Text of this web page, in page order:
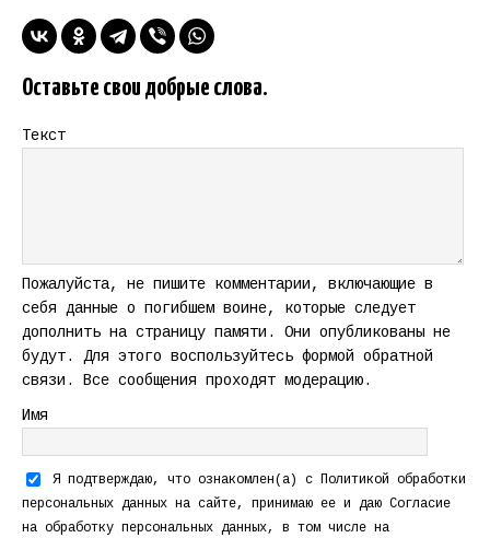
Оставьте свои добрые слова.
Текст
Пожалуйста, не пишите комментарии, включающие в
себя данные о погибшем воине, которые следует
дополнить на страницу памяти. Они опубликованы не
будут. Для этого воспользуйтесь формой обратной
связи. Все сообщения проходят модерацию.
Имя
Я подтверждаю, что ознакомлен(а) с Политикой обработки
персональных данных на сайте, принимаю ее и даю Согласие
на обработку персональных данных, в том числе на